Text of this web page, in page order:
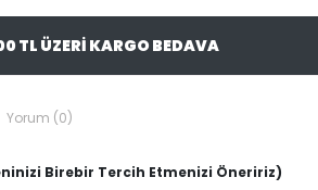
TL ÜZERİ KARGO BEDAVA
Yorum (0)
Birebir Tercih Etmenizi Öneririz)